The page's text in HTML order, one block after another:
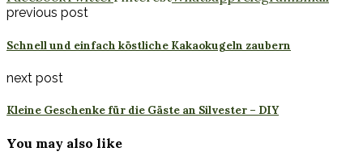
previous post
Schnell und einfach köstliche Kakaokugeln zaubern
next post
Kleine Geschenke für die Gäste an Silvester – DIY
You may also like